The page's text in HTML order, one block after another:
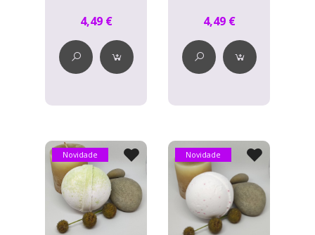
4,49 € 4,49 €
Novidade Novidade